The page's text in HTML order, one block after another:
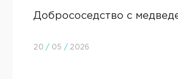
Добрососедство с
20 / 05 / 2026